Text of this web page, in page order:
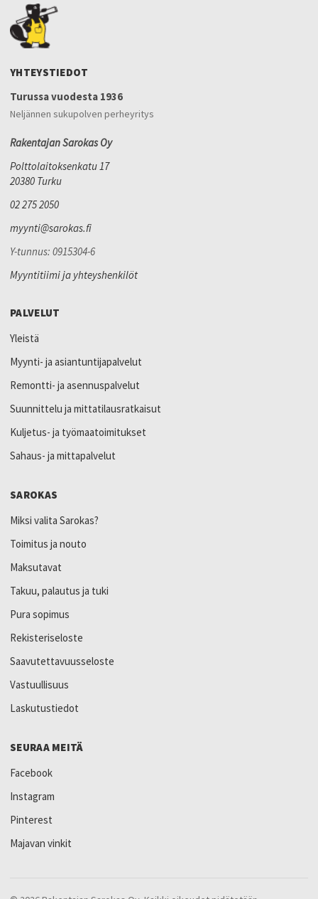
YHTEYSTIEDOT
Turussa vuodesta 1936
Neljännen sukupolven perheyritys
Rakentajan Sarokas Oy
Polttolaitoksenkatu 17
20380 Turku
02 275 2050
myynti@sarokas.fi
Y-tunnus: 0915304-6
Myyntitiimi ja yhteyshenkilöt
PALVELUT
Yleistä
Myynti- ja asiantuntijapalvelut
Remontti- ja asennuspalvelut
Suunnittelu ja mittatilausratkaisut
Kuljetus- ja työmaatoimitukset
Sahaus- ja mittapalvelut
SAROKAS
Miksi valita Sarokas?
Toimitus ja nouto
Maksutavat
Takuu, palautus ja tuki
Pura sopimus
Rekisteriseloste
Saavutettavuusseloste
Vastuullisuus
Laskutustiedot
SEURAA MEITÄ
Facebook
Instagram
Pinterest
Majavan vinkit